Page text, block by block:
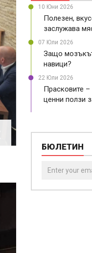
10 Юни 2026
Полезен,
заслужава
07 Юли 2026
Защо
навици?
22 Юли 2026
Прасковите –
ценни ползи
БЮЛЕТИН